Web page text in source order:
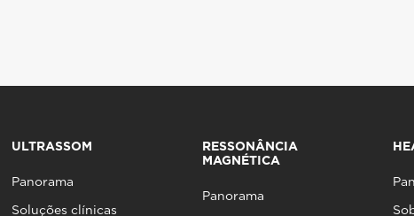
ULTRASSOM
Panorama
Soluções clínicas
RESSONÂNCIA
MAGNÉTICA
Panorama